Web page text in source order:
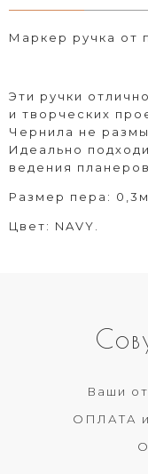
Маркер ручка от
Эти ручки
и творческих
Чернила не
Идеально
ведения планеров.
Размер пера:
Цвет: NAVY.
Ваши
ОПЛАТА